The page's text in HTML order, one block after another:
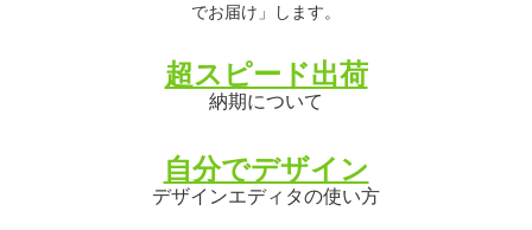
でお届け」します。
超スピード出荷
納期について
自分でデザイン
デザインエディタの使い方